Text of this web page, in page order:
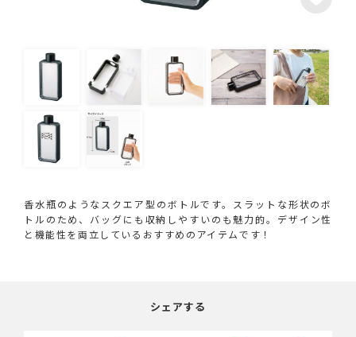
香水瓶のようなスクエア型のボトルです。スラットな形状のボ
トルのため、バッグにも収納しやすいのも魅力的。デザイン性
と機能性を両立しているおすすめのアイテムです！
シェアする